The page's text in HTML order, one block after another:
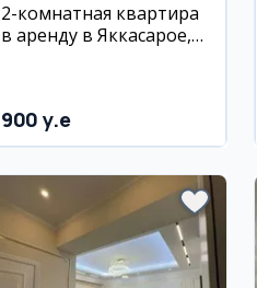
2-комнатная квартира
в аренду в Яккасарое,
900 y.e